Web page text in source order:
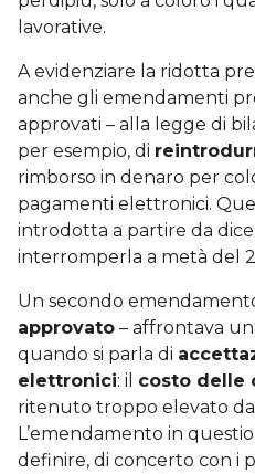
lavorative.
A evidenziare la ridotta
anche gli emendamenti
approvati – alla legge di
per esempio, di
rimborso in denaro per
pagamenti elettronici.
introdotta a partire da
interromperla a metà del
Un secondo
approvato – affrontava
quando si parla di
elettronici: il costo delle
ritenuto troppo elevato
L’emendamento in
definire, di concerto con i